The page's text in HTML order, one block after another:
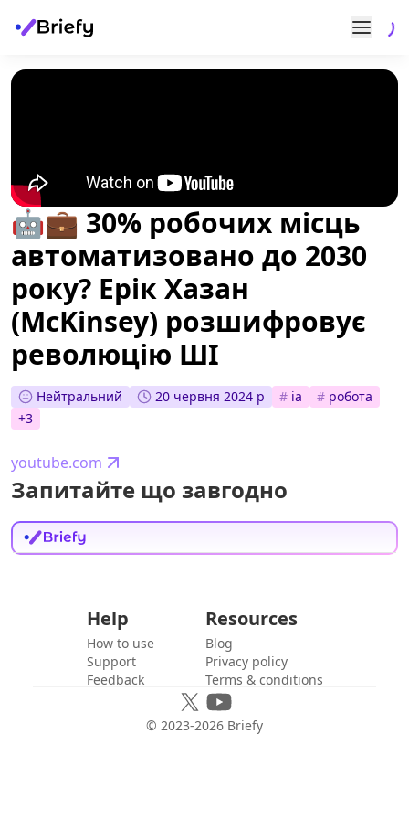
🤖💼 30% робочих місць
автоматизовано до 2030
року? Ерік Хазан
(McKinsey) розшифровує
революцію ШІ
Нейтральний 20 червня 2024 р # ia # робота
+3
youtube.com
Запитайте що завгодно
Help
How to use
Support
Feedback
Resources
Blog
Privacy policy
Terms & conditions
© 2023-2026 Briefy